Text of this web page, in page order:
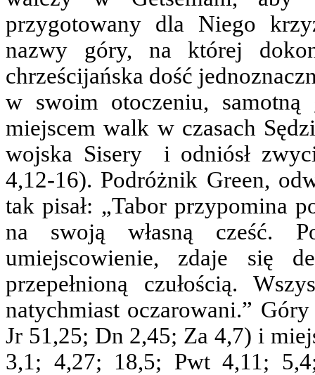
przygotowany dla Niego
nazwy góry, na której
chrześcijańska dość
w swoim otoczeniu,
miejscem walk w czasach
wojska Sisery i odniósł
4,12-16). Podróżnik Green,
tak pisał: „Tabor przypomina
na swoją własną cześć.
umiejscowienie, zdaje się
przepełnioną czułością.
natychmiast oczarowani.”
Jr 51,25; Dn 2,45; Za 4,7) i
3,1; 4,27; 18,5; Pwt 4,11;